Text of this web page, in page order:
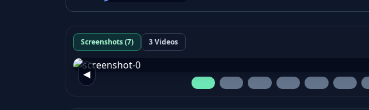
Screenshots (7) 3 Videos
◀